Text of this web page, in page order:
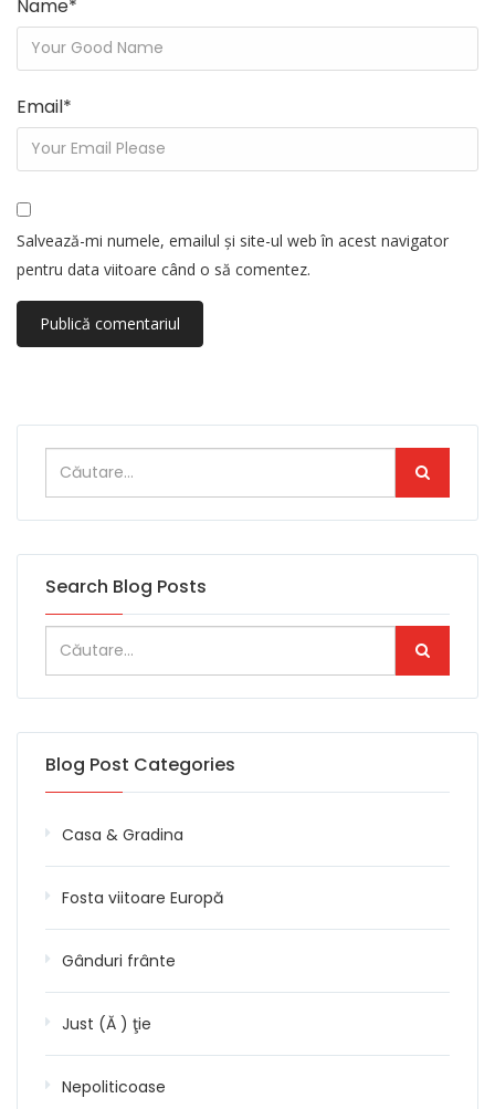
Name*
Email*
Salvează-mi numele, emailul și site-ul web în acest navigator
pentru data viitoare când o să comentez.
Search Blog Posts
Blog Post Categories
Casa & Gradina
Fosta viitoare Europă
Gânduri frânte
Just (Ă ) ţie
Nepoliticoase